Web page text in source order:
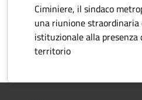
Ciminiere, il sindaco
una riunione
istituzionale alla
territorio